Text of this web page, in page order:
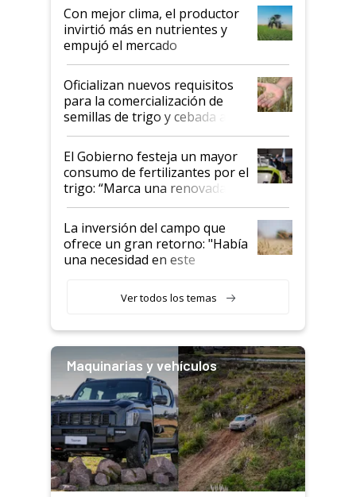
Con mejor clima, el productor
invirtió más en nutrientes y
empujó el mercado
Oficializan nuevos requisitos
para la comercialización de
semillas de trigo y cebada a
granel
El Gobierno festeja un mayor
consumo de fertilizantes por el
trigo: “Marca una renovada
confianza de los productores”
La inversión del campo que
ofrece un gran retorno: "Había
una necesidad en este
Ver todos los temas
Maquinarias y vehículos